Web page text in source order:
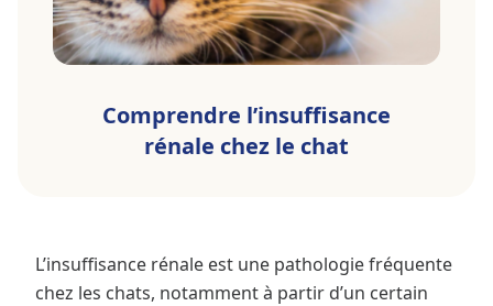
Comprendre l’insuffisance
rénale chez le chat
L’insuffisance rénale est une pathologie fréquente
chez les chats, notamment à partir d’un certain